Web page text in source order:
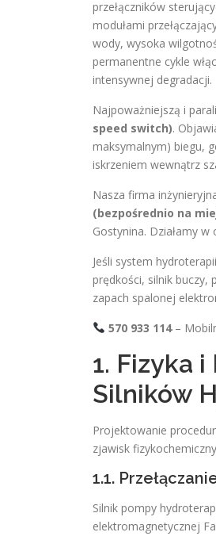
przełączników
modułami
wody, wysoka
permanentne cykle
intensywnej degradacji.
Najpoważniejszą i
speed switch).
maksymalnym) biegu,
iskrzeniem wewnątrz
Nasza firma
(bezpośrednio na
Gostynina. Działamy
Jeśli system
prędkości, silnik buczy,
zapach spalonej
570 933 114–
1. Fizyka
Silników
Projektowanie
zjawisk
1.1.
Silnik pompy
elektromagnetycznej